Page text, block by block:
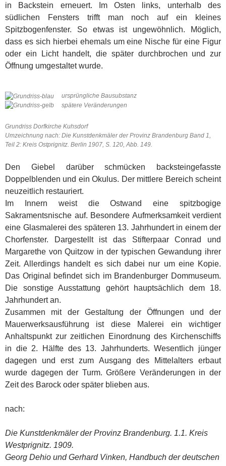
in Backstein erneuert. Im Osten links, unterhalb des
südlichen Fensters trifft man noch auf ein kleines
Spitzbogenfenster. So etwas ist ungewöhnlich. Möglich,
dass es sich hierbei ehemals um eine Nische für eine Figur
oder ein Licht handelt, die später durchbrochen und zur
Öffnung umgestaltet wurde.
ursprüngliche Bausubstanz
spätere Veränderungen
Grundriss Dorfkirche Kuhsdorf
Umzeichnung nach: Die Kunstdenkmäler der Provinz Brandenburg Band 1,
Teil 2: Kreis Ostprignitz. Berlin 1907, S. 120, Abb. 149.
Den Giebel darüber schmücken backsteingefasste
Doppelblenden und ein Okulus. Der mittlere Bereich scheint
neuzeitlich restauriert.
Im Innern weist die Ostwand eine spitzbogige
Sakramentsnische auf. Besondere Aufmerksamkeit verdient
eine Glasmalerei des späteren 13. Jahrhundert in einem der
Chorfenster. Dargestellt ist das Stifterpaar Conrad und
Margarethe von Quitzow in der typischen Gewandung ihrer
Zeit. Allerdings handelt es sich dabei nur um eine Kopie.
Das Original befindet sich im Brandenburger Dommuseum.
Die sonstige Ausstattung gehört hauptsächlich dem 18.
Jahrhundert an.
Zusammen mit der Gestaltung der Öffnungen und der
Mauerwerksausführung ist diese Malerei ein wichtiger
Anhaltspunkt zur zeitlichen Einordnung des Kirchenschiffs
in die 2. Hälfte des 13. Jahrhunderts. Wesentlich jünger
dagegen und erst zum Ausgang des Mittelalters erbaut
wurde dagegen der Turm. Größere Veränderungen in der
Zeit des Barock oder später blieben aus.
nach:
Die Kunstdenkmäler der Provinz Brandenburg. 1.1. Kreis
Westprignitz. 1909.
Georg Dehio und Gerhard Vinken, Handbuch der deutschen